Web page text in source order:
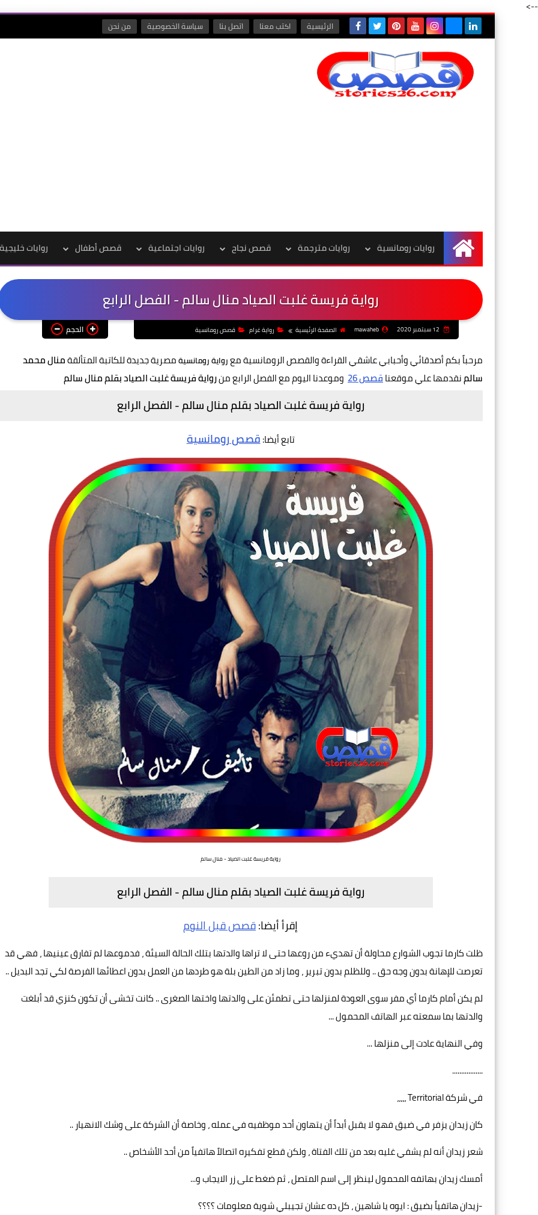
-->
الرئيسية اكتب معنا اتصل بنا سياسة الخصوصية من نحن
الرئيسية
روايات رومانسية روايات مترجمة قصص نجاح روايات اجتماعية قصص أطفال روايات خليجية
رواية فريسة غلبت الصياد منال سالم - الفصل الرابع
mawaheb الصفحة الرئيسية رواية غرام قصص رومانسية الحجم
مرحباً بكم أصدقائي وأحبابي عاشقي القراءة والقصص الرومانسية معروايةرومانسيةمصرية جديدة للكاتبة المتألقةمنال محمد
سالمنقدمهاعلي موقعناقصص 26 وموعدنا اليوم مع الفصل الرابع منرواية فريسة غلبت الصياد بقلم منال سالم
رواية فريسة غلبت الصياد بقلم منال سالم - الفصل الرابع
تابع أيضا:قصص رومانسية
رواية فريسة غلبت الصياد - منال سالم
رواية فريسة غلبت الصياد بقلم منال سالم - الفصل الرابع
إقرأ أيضا:قصص قبل النوم
ظلت كارما تجوب الشوارع محاولة أن تهديء من روعها حتى لا تراها والدتها بتلك الحالة السيئة ، فدموعها لم تفارق عينيها ، فهي قد
تعرصت للإهانة بدون وجه حق .. وللظلم بدون تبرير ، وما زاد من الطين بلة هو طردها من العمل بدون اعطائها الفرصة لكي تجد البديل ..
لم يكن أمام كارما أي مفر سوى العودة لمنزلها حتى تطمئن على والدتها واختها الصغرى .. كانت تخشى أن تكون كنزي قد أبلغت
والدتها بما سمعته عبر الهاتف المحمول ...
وفي النهاية عادت إلى منزلها ...
.................
في شركة Territorial ،،،،،
كان زيدان يزفر في ضيق فهو لا يقبل أبداً أن يتهاون أحد موظفيه في عمله ، وخاصة أن الشركة على وشك الانهيار ..
شعر زيدان أنه لم يشفي غليه بعد من تلك الفتاة ، ولكن قطع تفكيره اتصالاً هاتفياً من أحد الأشخاص ..
أمسك زيدان بهاتفه المحمول لينظر إلى اسم المتصل ، ثم ضغط على زر الايجاب و...
-زيدان هاتفياً بضيق : ايوه يا شاهين ، كل ده عشان تجيبلي شوية معلومات ؟؟؟؟